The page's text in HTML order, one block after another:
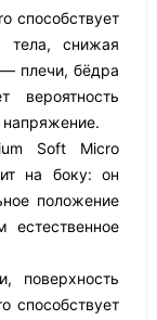
способствует
тела, снижая
— плечи, бёдра
вероятность
Soft Micro
на боку: он
положение
естественное
поверхность
способствует